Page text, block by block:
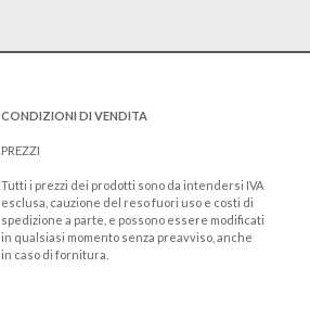
CONDIZIONI DI VENDITA
PREZZI
Tutti i prezzi dei prodotti sono da intendersi IVA
esclusa, cauzione del reso fuori uso e costi di
spedizione a parte, e possono essere modificati
in qualsiasi momento senza preavviso, anche
in caso di fornitura.